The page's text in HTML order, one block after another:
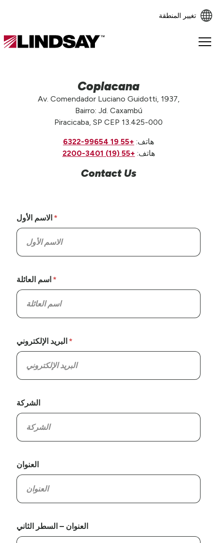
تغيير المنطقة
Lindsay.
Coplacana
Av. Comendador Luciano Guidotti, 1937,
Bairro: Jd. Caxambú
Piracicaba, SP CEP 13.425-000
هاتف: +55 19 99654-6322
هاتف: +55 (19) 3401-2200
Contact Us
الاسم الأول
اسم العائلة
البريد الإلكتروني
الشركة
العنوان
العنوان – السطر الثاني